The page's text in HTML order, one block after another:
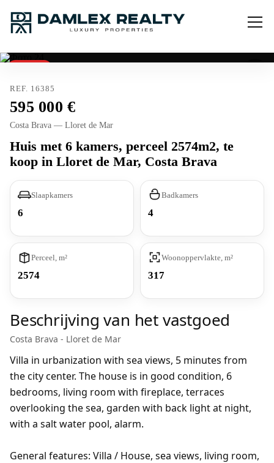
REF. 16385
595 000
Costa Brava — Lloret de Mar
Huis met 6 kamers, perceel 2574m2, te
koop in Lloret de Mar, Costa Brava
Slaapkamers
6
Badkamers
4
Perceel, m²
2574
Woonoppervlakte, m²
317
Beschrijving van het vastgoed
Costa Brava - Lloret de Mar
Villa in urbanization with sea views, 5 minutes from
the city center. The house is in good condition, 6
bedrooms, living room with fireplace, terraces
overlooking the sea, garden with back light at night,
with a salt water pool, alarm.
General features: Villa / House, sea views, living room,